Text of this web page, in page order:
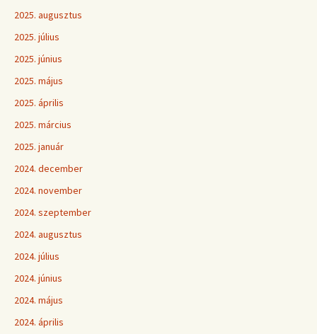
2025. augusztus
2025. július
2025. június
2025. május
2025. április
2025. március
2025. január
2024. december
2024. november
2024. szeptember
2024. augusztus
2024. július
2024. június
2024. május
2024. április